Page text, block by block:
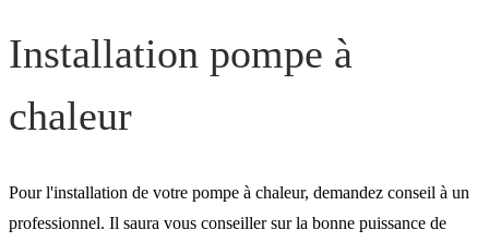
Installation pompe à
chaleur
Pour l'installation de votre pompe à chaleur, demandez conseil à un
professionnel. Il saura vous conseiller sur la bonne puissance de